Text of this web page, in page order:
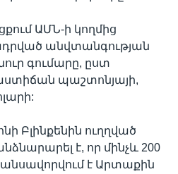
ԱՄՆ-ի կողմից
անվտանգության
գումարը, ըստ
պաշտոնյայի,
Բլինքենին ուղղված
է, որ մինչև 200
է Արտաքին